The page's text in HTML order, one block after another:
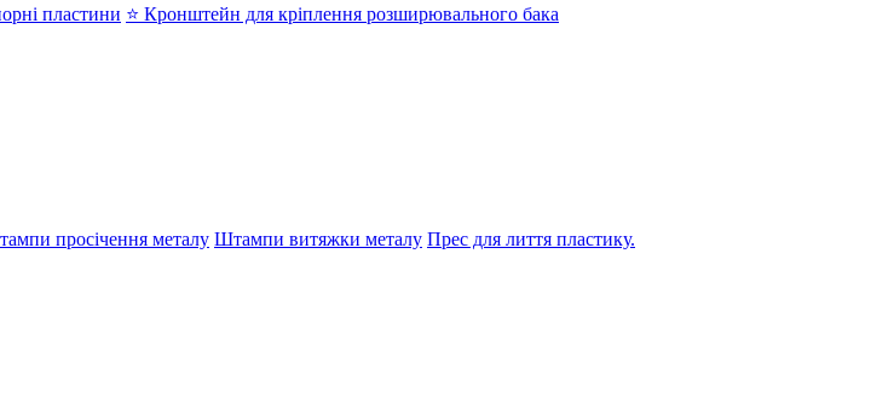
пластини ⭐ Кронштейн для кріплення розширювального бака
просічення металу Штампи витяжки металу Прес для лиття пластику.